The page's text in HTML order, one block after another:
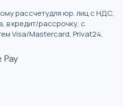
рассчетудля юр. лиц с НДС,
в кредит/рассрочку, с
Visa/Mastercard, Privat24,